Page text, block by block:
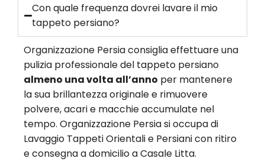
Con quale frequenza dovrei lavare il mio
tappeto persiano?
Organizzazione Persia consiglia effettuare una
pulizia professionale del tappeto persiano
almeno una volta all’anno per mantenere
la sua brillantezza originale e rimuovere
polvere, acari e macchie accumulate nel
tempo. Organizzazione Persia si occupa di
Lavaggio Tappeti Orientali e Persiani con ritiro
e consegna a domicilio a Casale Litta.